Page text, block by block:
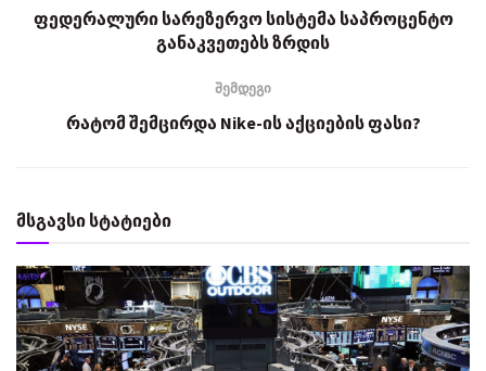
ფედერალური სარეზერვო სისტემა საპროცენტო
განაკვეთებს ზრდის
შემდეგი
რატომ შემცირდა Nike-ის აქციების ფასი?
მსგავსი სტატიები